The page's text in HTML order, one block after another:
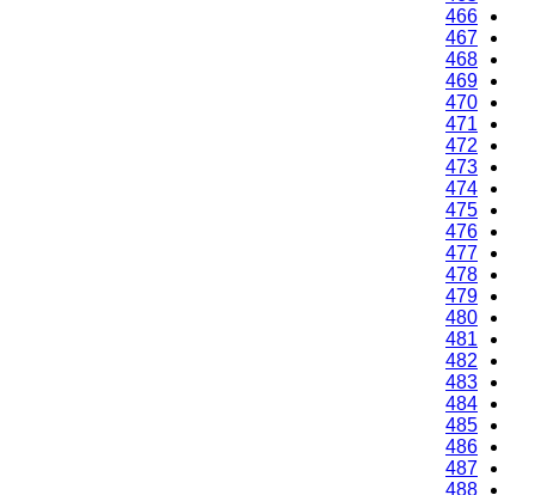
466
467
468
469
470
471
472
473
474
475
476
477
478
479
480
481
482
483
484
485
486
487
488